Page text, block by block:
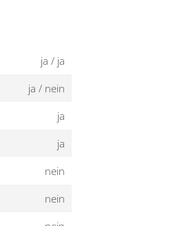
ja / ja
ja / nein
ja
ja
nein
nein